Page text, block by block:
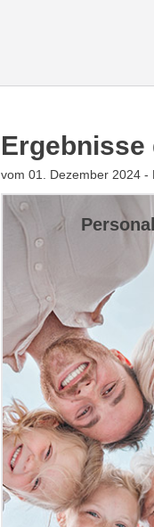
vom 01. Dezember 2024 -